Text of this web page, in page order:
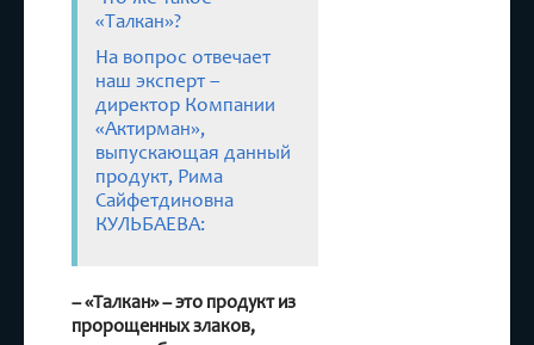
«Талкан»?
На вопрос отвечает
наш эксперт –
директор Компании
«Актирман»,
выпускающая данный
продукт, Рима
Сайфетдиновна
КУЛЬБАЕВА:
– «Талкан» – это продукт из
пророщенных злаков,